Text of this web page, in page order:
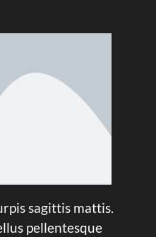
sagittis mattis.
pellentesque